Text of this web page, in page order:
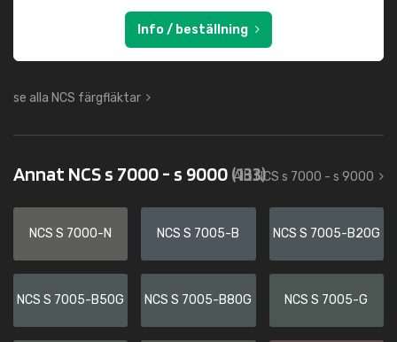
Info / beställning
se alla NCS färgfläktar
Annat NCS s 7000 - s 9000(133)
Allt NCS s 7000 - s 9000
NCS S 7000-N NCS S 7005-B NCS S 7005-B20G
NCS S 7005-B50G NCS S 7005-B80G NCS S 7005-G